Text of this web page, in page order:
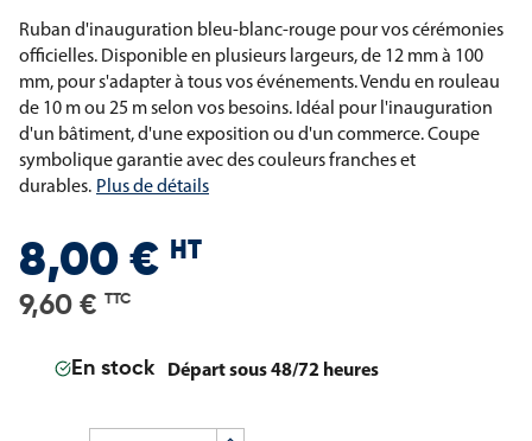
Ruban d'inauguration bleu-blanc-rouge pour vos cérémonies
officielles. Disponible en plusieurs largeurs, de 12 mm à 100
mm, pour s'adapter à tous vos événements. Vendu en rouleau
de 10 m ou 25 m selon vos besoins. Idéal pour l'inauguration
d'un bâtiment, d'une exposition ou d'un commerce. Coupe
symbolique garantie avec des couleurs franches et
durables. Plus de détails
8,00 € HT
9,60 € TTC
En stock Départ sous 48/72 heures